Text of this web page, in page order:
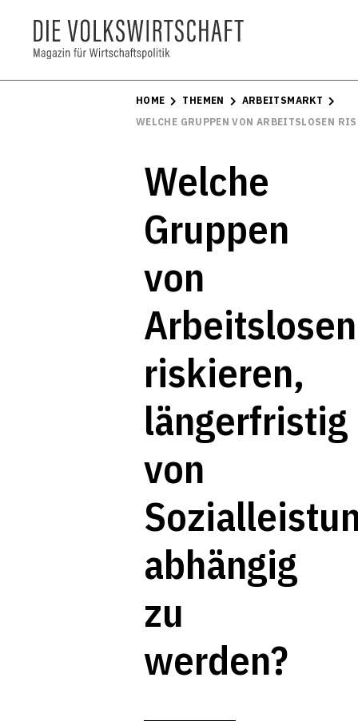
HOME THEMEN
ARBEITSMARKT
WELCHE GRUPPEN VON ARBEITSLOSEN
Welche
Gruppen
von
Arbeitslosen
riskieren,
längerfristig
von
abhängig
zu
werden?